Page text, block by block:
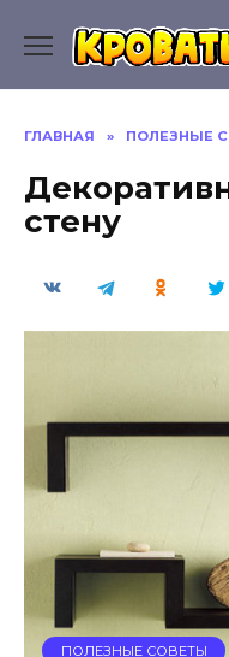
содержанию
ГЛАВНАЯ » ПОЛЕЗНЫЕ
стену
ПОЛЕЗНЫЕ СОВЕТЫ